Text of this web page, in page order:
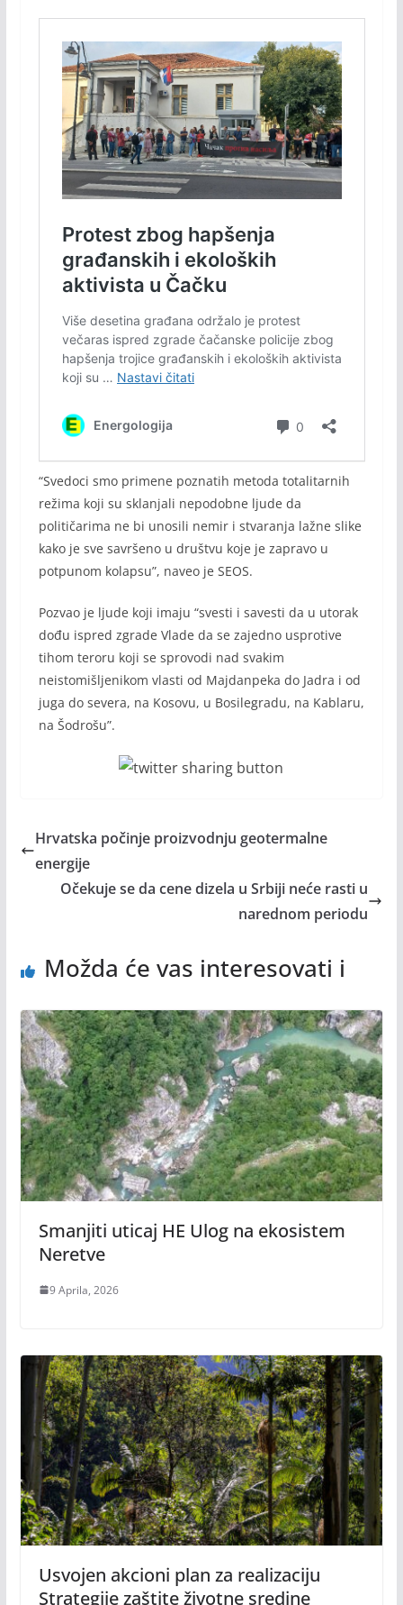
“Svedoci smo primene poznatih metoda totalitarnih
režima koji su sklanjali nepodobne ljude da
političarima ne bi unosili nemir i stvaranja lažne slike
kako je sve savršeno u društvu koje je zapravo u
potpunom kolapsu”, naveo je SEOS.
Pozvao je ljude koji imaju “svesti i savesti da u utorak
dođu ispred zgrade Vlade da se zajedno usprotive
tihom teroru koji se sprovodi nad svakim
neistomišljenikom vlasti od Majdanpeka do Jadra i od
juga do severa, na Kosovu, u Bosilegradu, na Kablaru,
na Šodrošu”.
Hrvatska počinje proizvodnju geotermalne
energije
Očekuje se da cene dizela u Srbiji neće rasti u
narednom periodu
Možda će vas interesovati i
Smanjiti uticaj HE Ulog na ekosistem
Neretve
9 Aprila, 2026
Usvojen akcioni plan za realizaciju
Strategije zaštite životne sredine